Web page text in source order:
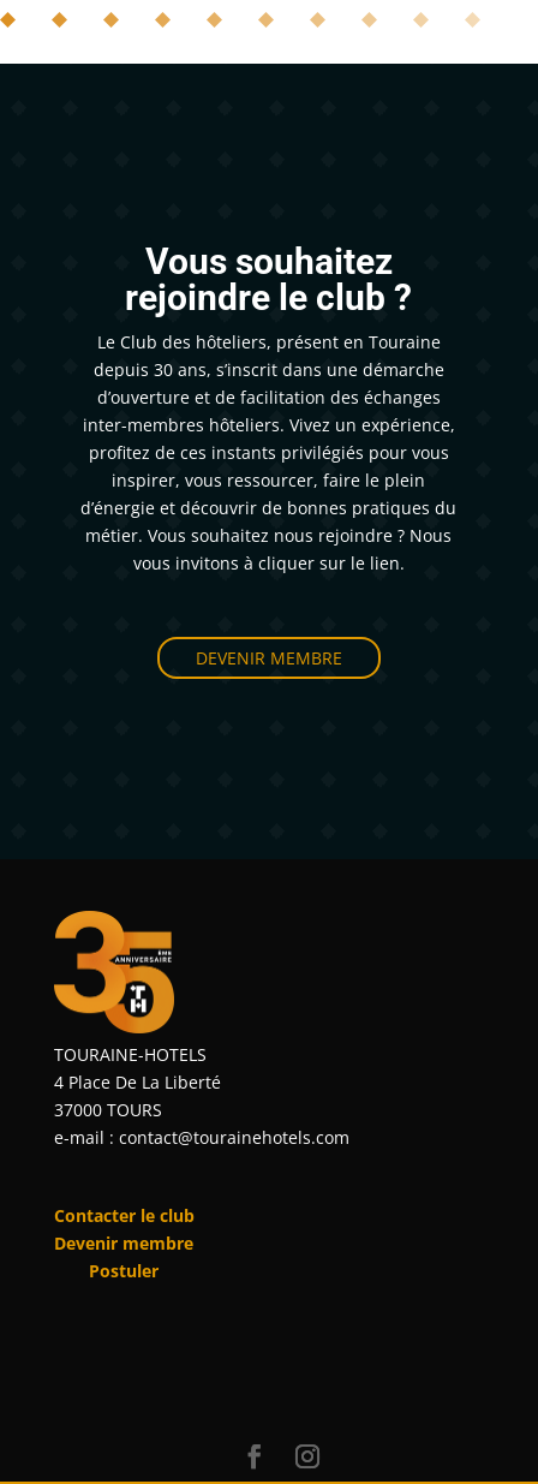
Vous souhaitez
rejoindre le club ?
Le Club des hôteliers, présent en Touraine
depuis 30 ans, s’inscrit dans une démarche
d’ouverture et de facilitation des échanges
inter-membres hôteliers. Vivez un expérience,
profitez de ces instants privilégiés pour vous
inspirer, vous ressourcer, faire le plein
d’énergie et découvrir de bonnes pratiques du
métier. Vous souhaitez nous rejoindre ? Nous
vous invitons à cliquer sur le lien.
DEVENIR MEMBRE
TOURAINE-HOTELS
4 Place De La Liberté
37000 TOURS
e-mail : contact@tourainehotels.com
Contacter le club
Devenir membre
Postuler